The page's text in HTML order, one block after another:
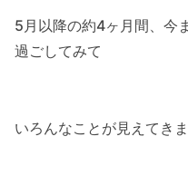
5月以降の約4ヶ月間、今
過ごしてみて
いろんなことが見えてきま